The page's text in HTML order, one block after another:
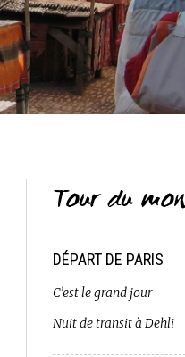
Tour du
DÉPART DE PARIS
C’est le grand jour
Nuit de transit à Dehli